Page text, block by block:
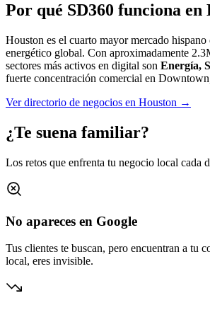
Por qué SD360 funciona en
Houston es el cuarto mayor mercado
energético global. Con aproximadamente
sectores más activos en digital son Energía,
fuerte concentración comercial en
Ver directorio de negocios en Houston →
¿Te suena familiar?
Los retos que enfrenta tu negocio local cada
No apareces en Google
Tus clientes te buscan, pero encuentran a tu
local, eres invisible.